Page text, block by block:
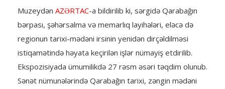
Muzeydən AZƏRTAC-a bildirilib ki, sərgidə Qarabağın
bərpası, şəhərsalma və memarlıq layihələri, eləcə də
regionun tarixi-mədəni irsinin yenidən dirçəldilməsi
istiqamətində həyata keçirilən işlər nümayiş etdirilib.
Ekspozisiyada ümumilikdə 27 rəsm əsəri təqdim olunub.
Sənət nümunələrində Qarabağın tarixi, zəngin mədəni